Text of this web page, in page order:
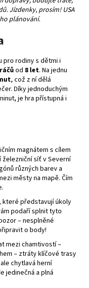
Jízdenky, prosím! USA
plánování.
pro rodiny s dětmi i
od 8 let. Na jednu
, což z ní dělá
Díky jednoduchým
je hra přístupná i
magnátem s cílem
síť v Severní
různých barev a
městy na mapě. Čím
které představují úkoly
podaří splnit tyto
– nesplněné
o body!
mezi chamtivostí –
– ztráty klíčové trasy
chytlavá herní
jedinečná a plná